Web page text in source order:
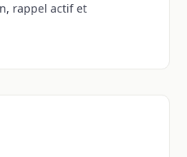
rappel actif et